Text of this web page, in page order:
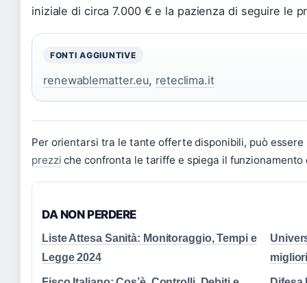
iniziale di circa 7.000 € e la pazienza di seguire le
FONTI AGGIUNTIVE
renewablematter.eu, reteclima.it
Per orientarsi tra le tante offerte disponibili, può
prezzi che confronta le tariffe e spiega il funzionamento
DA NON PERDERE
Liste Attesa Sanità: Monitoraggio, Tempi e
Legge 2024